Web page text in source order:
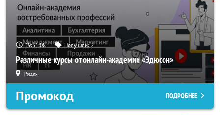
19:51:06 Получили:2
Различные курсы от онлайн-академии «Эдюсон»
Россия
Промокод ПОДРОБНЕЕ